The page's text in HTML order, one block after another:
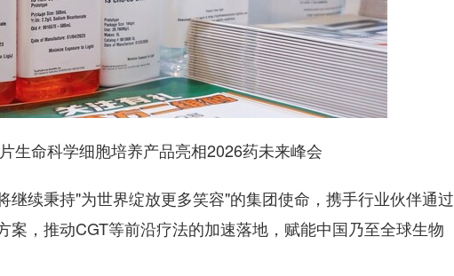
命科学细胞培养产品亮相2026药未来峰会
续秉持"为世界绽放更多笑容"的集团使命，携手行业伙伴通过
案，推动CGT等前沿疗法的加速落地，赋能中国乃至全球生物